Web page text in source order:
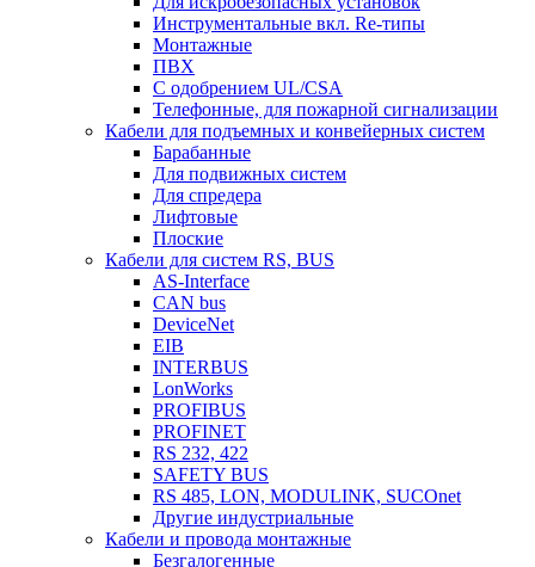
Инструментальные вкл. Re-типы
Монтажные
ПВХ
С одобрением UL/CSA
Телефонные, для пожарной сигнализации
Кабели для подъемных и конвейерных систем
Барабанные
Для подвижных систем
Для спредера
Лифтовые
Плоские
Кабели для систем RS, BUS
AS-Interface
CAN bus
DeviceNet
EIB
INTERBUS
LonWorks
PROFIBUS
PROFINET
RS 232, 422
SAFETY BUS
RS 485, LON, MODULINK, SUCOnet
Другие индустриальные
Кабели и провода монтажные
Безгалогенные